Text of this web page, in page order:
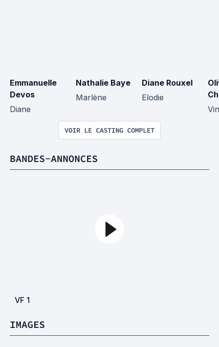
Emmanuelle
Devos
Diane
Nathalie Baye
Marlène
Diane Rouxel
Elodie
VOIR LE CASTING COMPLET
BANDES-ANNONCES
VF 1
IMAGES